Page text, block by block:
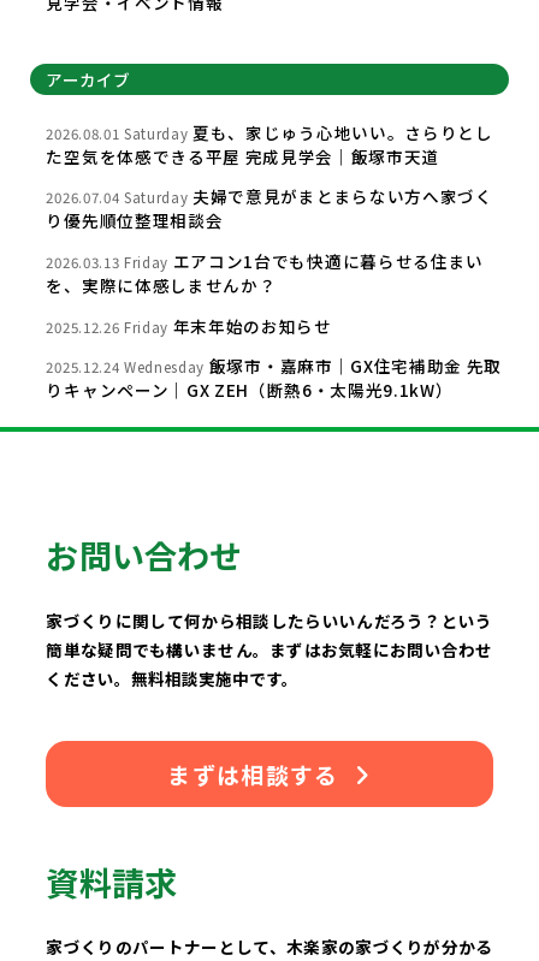
アーカイブ
2026.08.01 Saturday 夏も、家じゅう心地いい。さらりとし
た空気を体感できる平屋 完成見学会｜飯塚市天道
2026.07.04 Saturday 夫婦で意見がまとまらない方へ家づく
り優先順位整理相談会
2026.03.13 Friday エアコン1台でも快適に暮らせる住まい
を、実際に体感しませんか？
2025.12.26 Friday 年末年始のお知らせ
2025.12.24 Wednesday 飯塚市・嘉麻市｜GX住宅補助金 先取
りキャンペーン｜GX ZEH（断熱6・太陽光9.1kW）
お問い合わせ
家づくりに関して何から相談したらいいんだろう？という
簡単な疑問でも構いません。まずはお気軽にお問い合わせ
ください。無料相談実施中です。
まずは相談する
資料請求
家づくりのパートナーとして、木楽家の家づくりが分かる